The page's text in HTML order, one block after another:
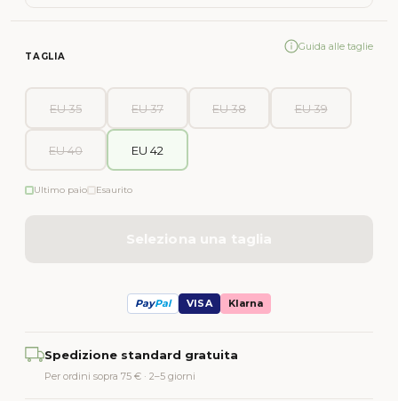
TAGLIA
Guida alle taglie
EU 35 EU 37 EU 38 EU 39
EU 40 EU 42
Ultimo paio Esaurito
Seleziona una taglia
PayPal VISA Klarna
Spedizione standard gratuita
Per ordini sopra 75 € · 2–5 giorni